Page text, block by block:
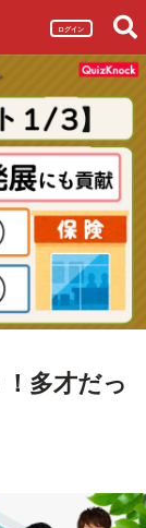
ログイン
多才だっ